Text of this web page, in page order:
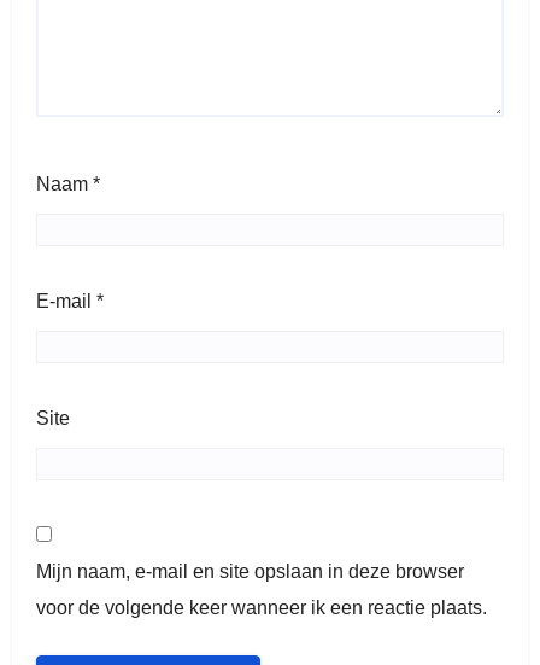
Naam *
E-mail *
Site
Mijn naam, e-mail en site opslaan in deze browser
voor de volgende keer wanneer ik een reactie plaats.